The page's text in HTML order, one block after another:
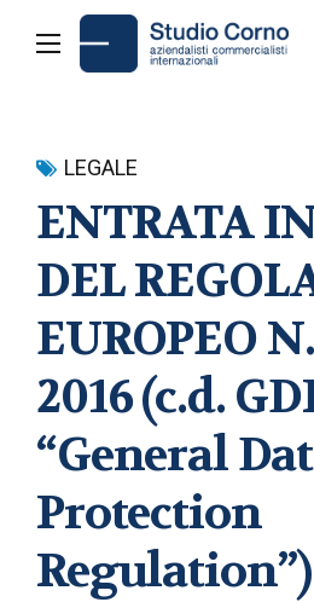
LEGALE
ENTRATA
DEL
EUROPEO
2016 (c.d.
“General
Protection
Regulation”)